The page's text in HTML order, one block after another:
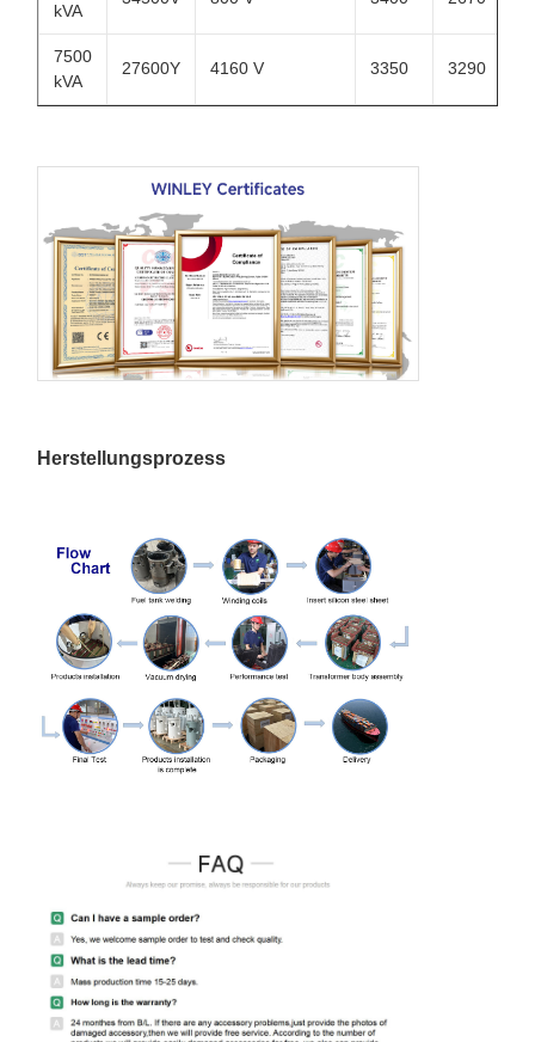
kVA
7500
kVA
27600Y 4160 V 3350 3290
Herstellungsprozess